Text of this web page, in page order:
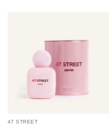
47 STREET